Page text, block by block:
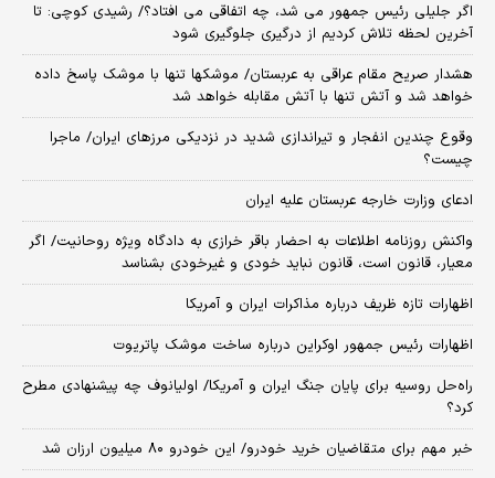
اگر جلیلی رئیس جمهور می شد، چه اتفاقی می افتاد؟/ رشیدی کوچی: تا
آخرین لحظه تلاش کردیم از درگیری جلوگیری شود
هشدار صریح مقام عراقی به عربستان/ موشکها تنها با موشک پاسخ داده
خواهد شد و آتش تنها با آتش مقابله خواهد شد
وقوع چندین انفجار و تیراندازی شدید در نزدیکی مرز‌های ایران/ ماجرا
چیست؟
ادعای وزارت خارجه عربستان علیه ایران
واکنش روزنامه اطلاعات به احضار باقر خرازی به دادگاه ویژه روحانیت/ اگر
معیار، قانون است، قانون نباید خودی و غیرخودی بشناسد
اظهارات تازه ظریف درباره مذاکرات ایران و آمریکا
اظهارات رئیس جمهور اوکراین درباره ساخت موشک پاتریوت
راه‌حل روسیه برای پایان جنگ ایران و آمریکا/ اولیانوف چه پیشنهادی مطرح
کرد؟
خبر مهم برای متقاضیان خرید خودرو/ این خودرو ۸۰ میلیون ارزان شد